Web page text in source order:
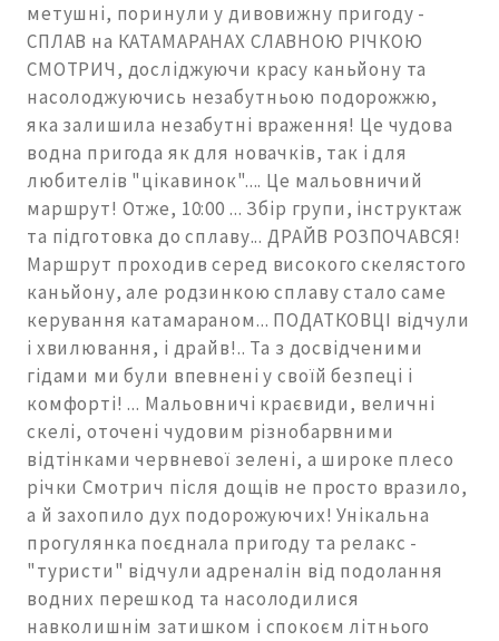
метушні, поринули у дивовижну пригоду -
СПЛАВ на КАТАМАРАНАХ СЛАВНОЮ РІЧКОЮ
СМОТРИЧ, досліджуючи красу каньйону та
насолоджуючись незабутньою подорожжю,
яка залишила незабутні враження! Це чудова
водна пригода як для новачків, так і для
любителів "цікавинок".... Це мальовничий
маршрут! Отже, 10:00 ... Збір групи, інструктаж
та підготовка до сплаву... ДРАЙВ РОЗПОЧАВСЯ!
Маршрут проходив серед високого скелястого
каньйону, але родзинкою сплаву стало саме
керування катамараном... ПОДАТКОВЦІ відчули
і хвилювання, і драйв!.. Та з досвідченими
гідами ми були впевнені у своїй безпеці і
комфорті! ... Мальовничі краєвиди, величні
скелі, оточені чудовим різнобарвними
відтінками червневої зелені, а широке плесо
річки Смотрич після дощів не просто вразило,
а й захопило дух подорожуючих! Унікальна
прогулянка поєднала пригоду та релакс -
"туристи" відчули адреналін від подолання
водних перешкод та насолодилися
навколишнім затишком і спокоєм літнього